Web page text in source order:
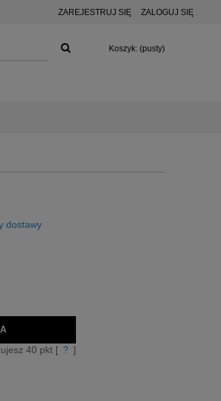
ZAREJESTRUJ SIĘ ZALOGUJ SIĘ
Koszyk: (pusty)
dostawy
40 pkt [ ? ]